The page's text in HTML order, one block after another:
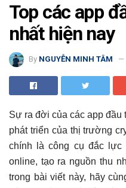
Top các app
nhất hiện nay
By NGUYỄN MINH TÂM
Sự ra đời của các app
phát triển của thị trường
chính là công cụ đắc lực
online, tạo ra nguồn thu
trong bài viết này, hãy